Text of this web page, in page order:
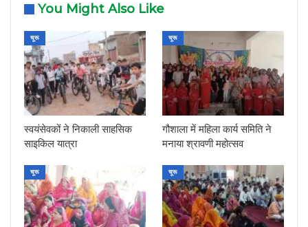
You Might Also Like
चूरू
स्वयंसेवकों ने निकाली साहसिक
साइकिल यात्रा
चूरू
गौशाला में महिला कार्य समिति ने
मनाया श्रावणी महोत्सव
चूरू चूरू